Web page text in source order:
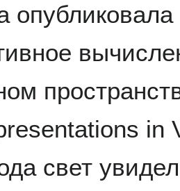
in
свет